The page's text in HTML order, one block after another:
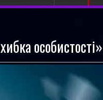
особистості»